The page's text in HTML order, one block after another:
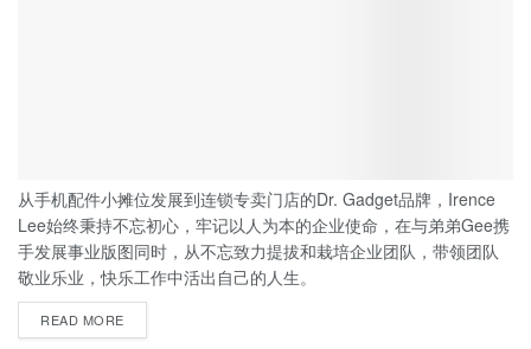
从手机配件小摊位发展到连锁专卖门店的Dr. Gadget品牌，Irence
Lee始终秉持不忘初心，牢记以人为本的企业使命，在与弟弟Gee携
手发展事业版图同时，从不忘致力提拔和栽培企业团队，带领团队
敬业乐业，快乐工作中活出自己的人生。
READ MORE